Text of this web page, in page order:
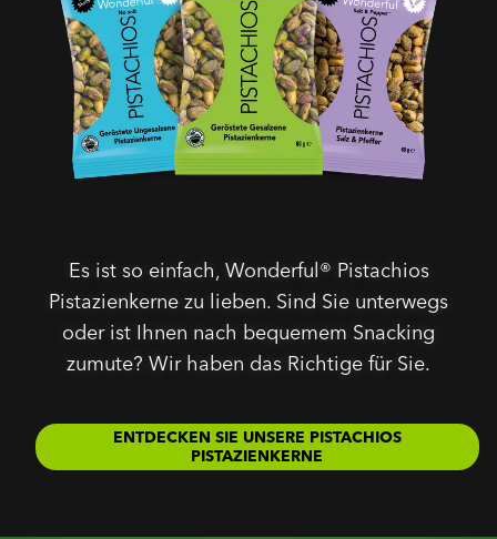
Es ist so einfach, Wonderful® Pistachios
Pistazienkerne zu lieben. Sind Sie unterwegs
oder ist Ihnen nach bequemem Snacking
zumute? Wir haben das Richtige für Sie.
ENTDECKEN SIE UNSERE PISTACHIOS
PISTAZIENKERNE